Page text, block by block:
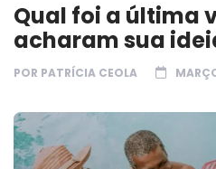
Qual foi a última
acharam sua
POR PATRÍCIA CEOLA